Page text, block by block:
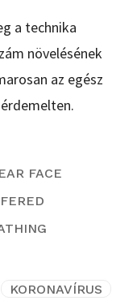
a technika
növelésének
az egész
FACE
KORONAVÍRUS